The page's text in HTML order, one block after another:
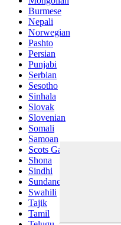
Burmese
Nepali
Norwegian
Pashto
Persian
Punjabi
Serbian
Sesotho
Sinhala
Slovak
Slovenian
Somali
Samoan
Scots Gaelic
Shona
Sindhi
Sundanese
Swahili
Tajik
Tamil